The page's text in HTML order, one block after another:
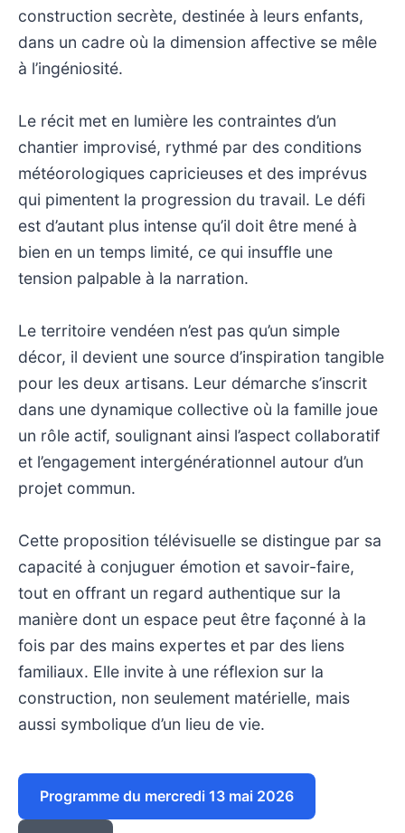
construction secrète, destinée à leurs enfants,
dans un cadre où la dimension affective se mêle
à l’ingéniosité.
Le récit met en lumière les contraintes d’un
chantier improvisé, rythmé par des conditions
météorologiques capricieuses et des imprévus
qui pimentent la progression du travail. Le défi
est d’autant plus intense qu’il doit être mené à
bien en un temps limité, ce qui insuffle une
tension palpable à la narration.
Le territoire vendéen n’est pas qu’un simple
décor, il devient une source d’inspiration tangible
pour les deux artisans. Leur démarche s’inscrit
dans une dynamique collective où la famille joue
un rôle actif, soulignant ainsi l’aspect collaboratif
et l’engagement intergénérationnel autour d’un
projet commun.
Cette proposition télévisuelle se distingue par sa
capacité à conjuguer émotion et savoir-faire,
tout en offrant un regard authentique sur la
manière dont un espace peut être façonné à la
fois par des mains expertes et par des liens
familiaux. Elle invite à une réflexion sur la
construction, non seulement matérielle, mais
aussi symbolique d’un lieu de vie.
Programme du mercredi 13 mai 2026